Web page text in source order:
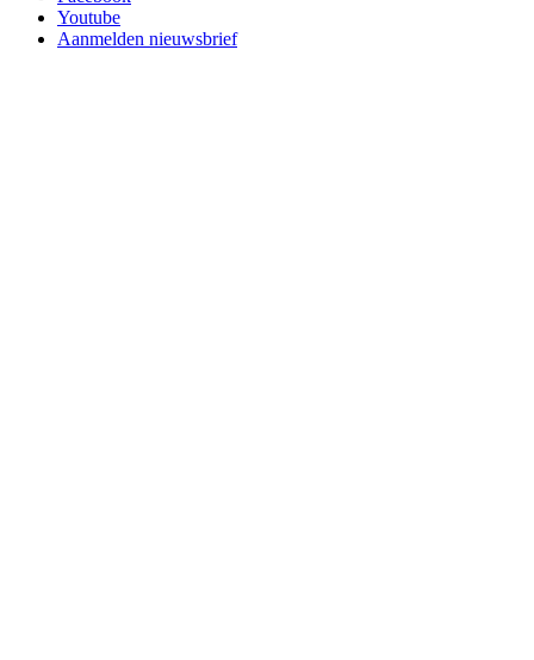
Youtube
Aanmelden nieuwsbrief